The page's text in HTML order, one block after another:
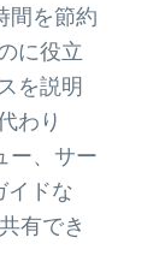
間を節約
に役立
を説明
わり
ー、サー
イドな
有でき